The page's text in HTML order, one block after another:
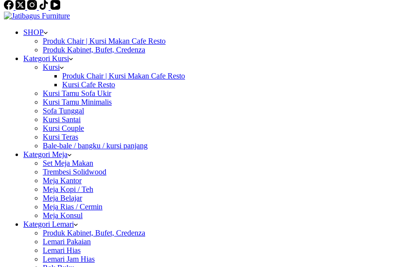
SHOP
Produk Chair | Kursi Makan Cafe Resto
Produk Kabinet, Bufet, Credenza
Kategori Kursi
Kursi
Produk Chair | Kursi Makan Cafe Resto
Kursi Cafe Resto
Kursi Tamu Sofa Ukir
Kursi Tamu Minimalis
Sofa Tunggal
Kursi Santai
Kursi Couple
Kursi Teras
Bale-bale / bangku / kursi panjang
Kategori Meja
Set Meja Makan
Trembesi Solidwood
Meja Kantor
Meja Kopi / Teh
Meja Belajar
Meja Rias / Cermin
Meja Konsul
Kategori Lemari
Produk Kabinet, Bufet, Credenza
Lemari Pakaian
Lemari Hias
Lemari Jam Hias